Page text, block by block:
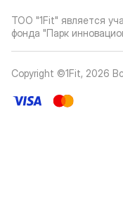
ТОО "1Fit" является
фонда "Парк
Copyright ©1Fit, 2026